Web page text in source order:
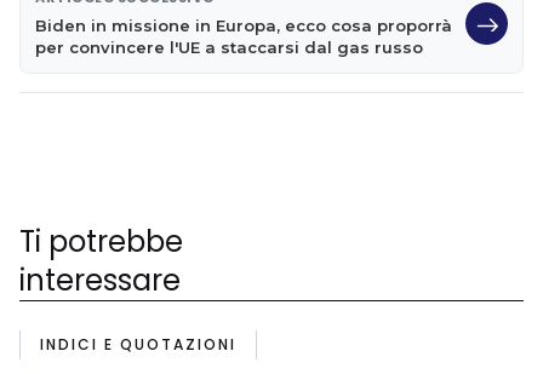
Biden in missione in Europa, ecco cosa proporrà
per convincere l'UE a staccarsi dal gas russo
Ti potrebbe
interessare
INDICI E QUOTAZIONI